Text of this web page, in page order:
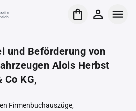
und Beförderung von
Alois Herbst
Co KG,
Firmenbuchauszüge,